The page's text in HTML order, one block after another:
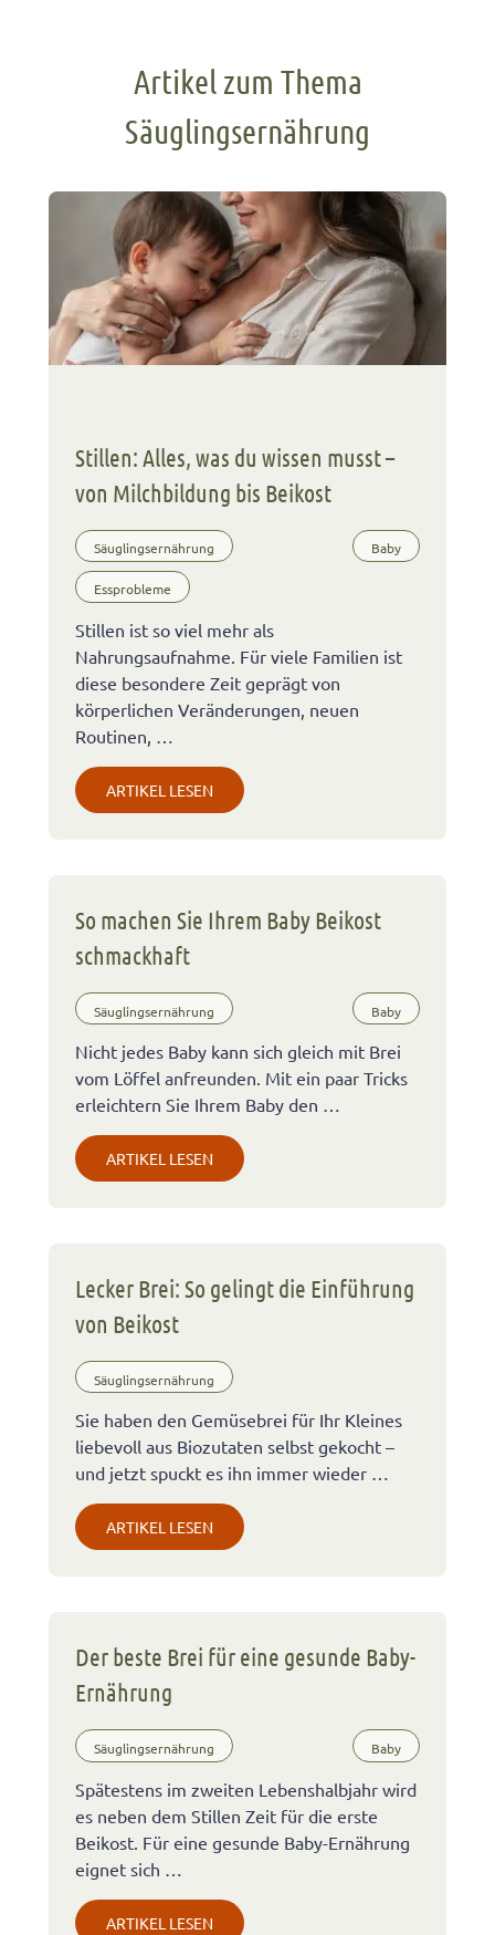
Artikel zum Thema
Säuglingsernährung
Stillen: Alles, was du wissen musst –
von Milchbildung bis Beikost
Säuglingsernährung Baby
Essprobleme
Stillen ist so viel mehr als
Nahrungsaufnahme. Für viele Familien ist
diese besondere Zeit geprägt von
körperlichen Veränderungen, neuen
Routinen, …
ARTIKEL LESEN
So machen Sie Ihrem Baby Beikost
schmackhaft
Säuglingsernährung Baby
Nicht jedes Baby kann sich gleich mit Brei
vom Löffel anfreunden. Mit ein paar Tricks
erleichtern Sie Ihrem Baby den …
ARTIKEL LESEN
Lecker Brei: So gelingt die Einführung
von Beikost
Säuglingsernährung
Sie haben den Gemüsebrei für Ihr Kleines
liebevoll aus Biozutaten selbst gekocht –
und jetzt spuckt es ihn immer wieder …
ARTIKEL LESEN
Der beste Brei für eine gesunde Baby-
Ernährung
Säuglingsernährung Baby
Spätestens im zweiten Lebenshalbjahr wird
es neben dem Stillen Zeit für die erste
Beikost. Für eine gesunde Baby-Ernährung
eignet sich …
ARTIKEL LESEN